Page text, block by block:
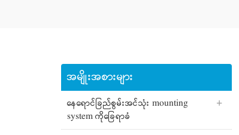
အမျိုးအစားများ
နေရောင်ခြည်စွမ်းအင်သုံး mounting
system ကိုခြေရာခံ